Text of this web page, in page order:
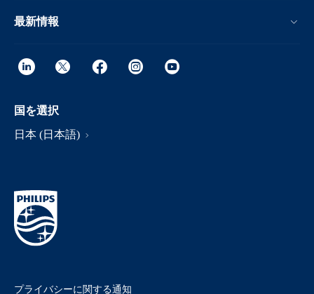
最新情報
国を選択
日本 (日本語)
プライバシーに関する通知